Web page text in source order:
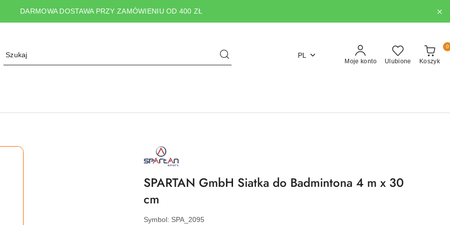
DARMOWA DOSTAWA PRZY ZAMÓWIENIU OD 400 ZŁ
PL
Moje konto Ulubione Koszyk
0
NAZWA
PRODUCENTA:
SPARTAN
SPARTAN GmbH Siatka do Badmintona 4 m x 30
cm
Symbol: SPA_2095